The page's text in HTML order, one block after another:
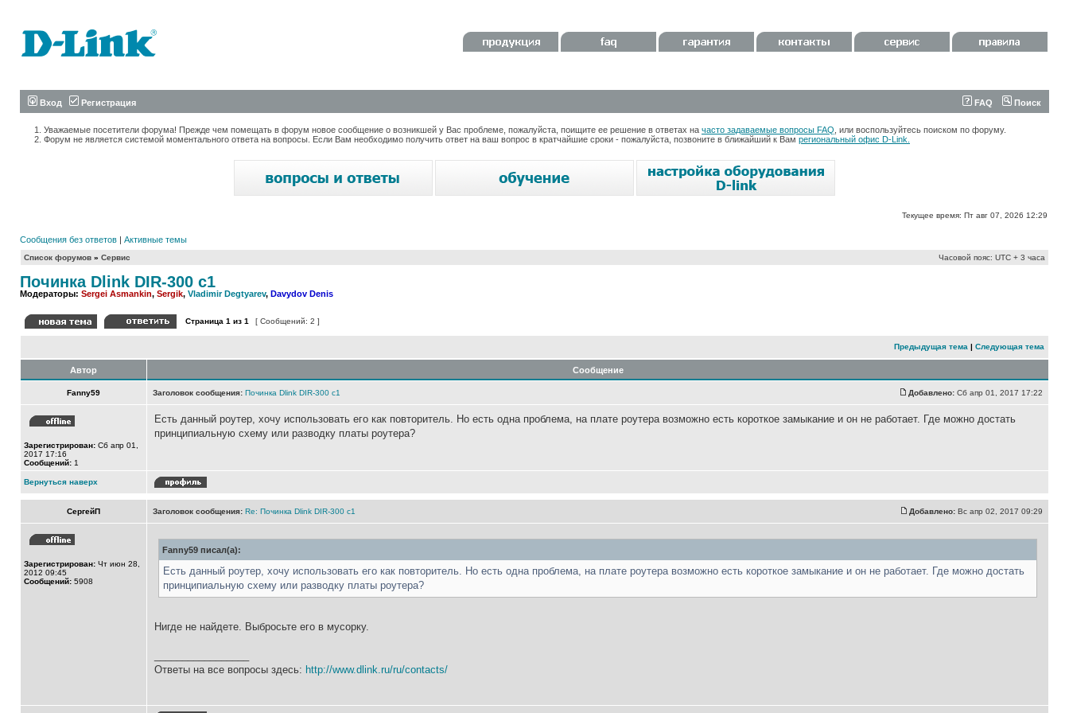
Вход Регистрация FAQ Поиск
Уважаемые посетители форума! Прежде чем помещать в форум новое сообщение о возникшей у Вас проблеме, пожалуйста, поищите ее решение в ответах на часто задаваемые вопросы FAQ , или воспользуйтесь поиском по форуму.
Форум не является системой моментального ответа на вопросы. Если Вам необходимо получить ответ на ваш вопрос в кратчайшие сроки - пожалуйста, позвоните в ближайший к Вам региональный офис D-Link.
Текущее время: Пт авг 07, 2026 12:29
Сообщения без ответов | Активные темы
Список форумов » Сервис Часовой пояс: UTC + 3 часа
Починка Dlink DIR-300 c1
Модераторы: Sergei Asmankin, Sergik, Vladimir Degtyarev, Davydov Denis
Страница 1 из 1 [ Сообщений: 2 ]
Предыдущая тема | Следующая тема
Автор Сообщение
Fanny59 Заголовок сообщения: Починка Dlink DIR-300 c1 Добавлено: Сб апр 01, 2017 17:22
Зарегистрирован: Сб апр 01,
2017 17:16
Сообщений: 1
Есть данный роутер, хочу использовать его как повторитель. Но есть одна проблема, на плате роутера возможно есть короткое замыкание и он не работает. Где можно достать
принципиальную схему или разводку платы роутера?
Вернуться наверх
СергейП Заголовок сообщения: Re: Починка Dlink DIR-300 c1 Добавлено: Вс апр 02, 2017 09:29
Зарегистрирован: Чт июн 28,
2012 09:45
Сообщений: 5908
Fanny59 писал(а):
Есть данный роутер, хочу использовать его как повторитель. Но есть одна проблема, на плате роутера возможно есть короткое замыкание и он не работает. Где можно достать
принципиальную схему или разводку платы роутера?
Нигде не найдете. Выбросьте его в мусорку.
Ответы на все вопросы здесь: http://www.dlink.ru/ru/contacts/